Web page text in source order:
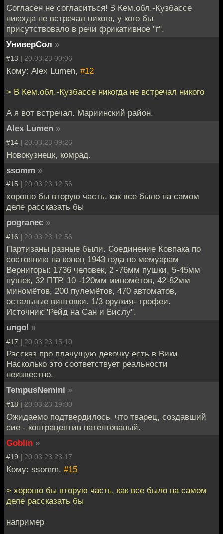
Согласен не согласиться! В Кем.обл.-Кузбассе
никогда не встречал никого, у кого бы
присутствовало в речи фрикативное "г".
УниверСол »
#13 | 20.03.23 00:06
Кому: Alex Lumen, #12
> В Кем.обл.-Кузбассе никогда не встречал никого
А я вот встречал. Мариинский район.
Alex Lumen »
#14 | 20.03.23 09:26
Новокузнецк, комрад.
ssomm »
#15 | 20.03.23 12:56
хорошо бы вторую часть, как все было на самом
деле рассказать бы
pogranec »
#16 | 20.03.23 12:56
Партизаны разные были. Соединение Ковпака по
состоянию на конец 1943 года по мемуарам
Вернигоры: 1736 человек, 2 -76мм пушки, 5-45мм
пушек, 32 ПТР, 10 -120мм миномётов, 42-82мм
миномётов, 200 пулемётов, 470 автоматов,
остальные винтовки. 1/3 оружия- трофеи.
Источник:"Рейд на Сан и Вислу".
ungol »
#17 | 20.03.23 15:10
Рассказ про плачущую девочку есть в Вики.
Насколько это соответствует реальности
неизвестно.
TempusNemini »
#18 | 20.03.23 19:00
Ожидаемо подтвердилось, что тварец, создавший
сие - контрацептив патентованый.
Goblin »
#19 | 20.03.23 23:17
Кому: ssomm, #15
> хорошо бы вторую часть, как все было на самом
деле рассказать бы
например